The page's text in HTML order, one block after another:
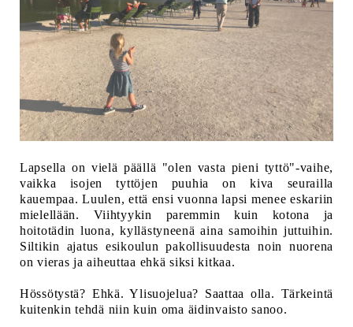
Lapsella on vielä päällä "olen vasta pieni tyttö"-vaihe,
vaikka isojen tyttöjen puuhia on kiva seurailla
kauempaa. Luulen, että ensi vuonna lapsi menee eskariin
mielellään. Viihtyykin paremmin kuin kotona ja
hoitotädin luona, kyllästyneenä aina samoihin juttuihin.
Siltikin ajatus esikoulun pakollisuudesta noin nuorena
on vieras ja aiheuttaa ehkä siksi kitkaa.
Hössötystä? Ehkä. Ylisuojelua? Saattaa olla. Tärkeintä
kuitenkin tehdä niin kuin oma äidinvaisto sanoo.